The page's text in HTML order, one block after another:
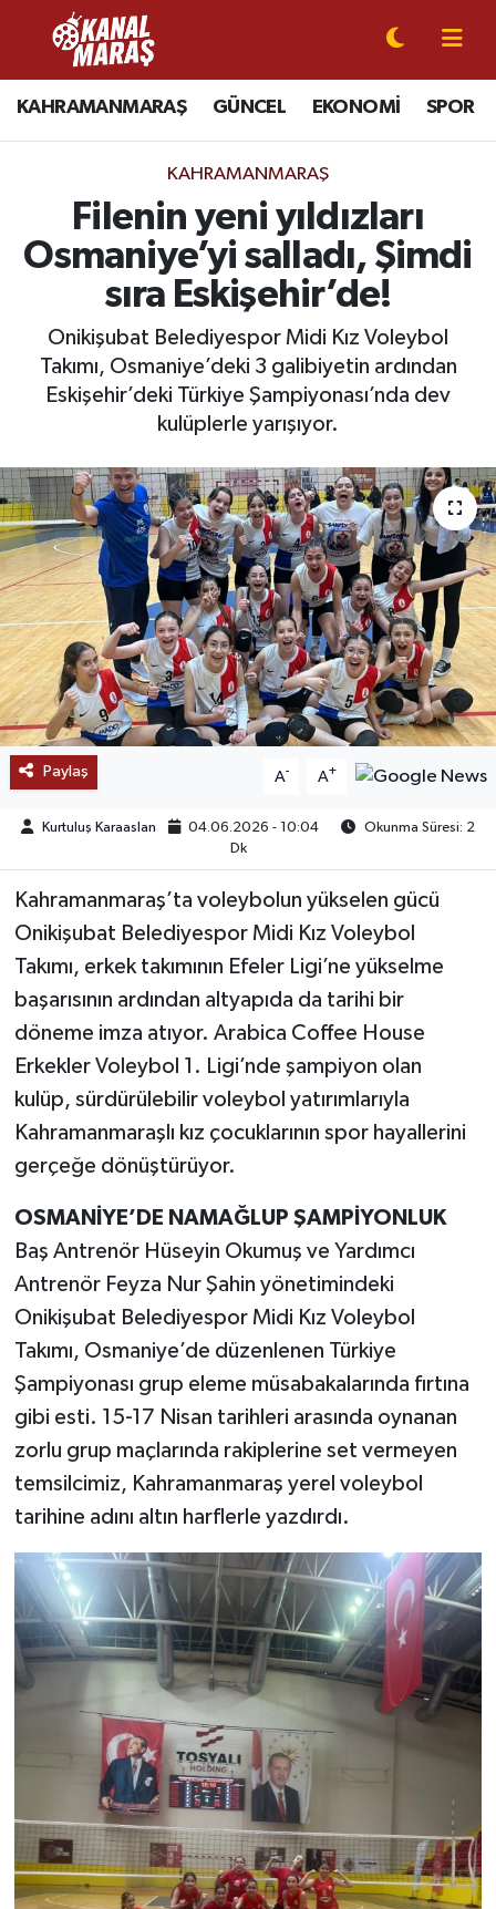
KAHRAMANMARAŞ GÜNCEL EKONOMİ SPOR
KAHRAMANMARAŞ
Filenin yeni yıldızları
Osmaniye’yi salladı, Şimdi
sıra Eskişehir’de!
Onikişubat Belediyespor Midi Kız Voleybol
Takımı, Osmaniye’deki 3 galibiyetin ardından
Eskişehir’deki Türkiye Şampiyonası’nda dev
kulüplerle yarışıyor.
Paylaş A- A+
Kurtuluş Karaaslan 04.06.2026 - 10:04
Okunma Süresi: 2
Dk
Kahramanmaraş’ta voleybolun yükselen gücü
Onikişubat Belediyespor Midi Kız Voleybol
Takımı, erkek takımının Efeler Ligi’ne yükselme
başarısının ardından altyapıda da tarihi bir
döneme imza atıyor. Arabica Coffee House
Erkekler Voleybol 1. Ligi’nde şampiyon olan
kulüp, sürdürülebilir voleybol yatırımlarıyla
Kahramanmaraşlı kız çocuklarının spor hayallerini
gerçeğe dönüştürüyor.
OSMANİYE’DE NAMAĞLUP ŞAMPİYONLUK
Baş Antrenör Hüseyin Okumuş ve Yardımcı
Antrenör Feyza Nur Şahin yönetimindeki
Onikişubat Belediyespor Midi Kız Voleybol
Takımı, Osmaniye’de düzenlenen Türkiye
Şampiyonası grup eleme müsabakalarında fırtına
gibi esti. 15-17 Nisan tarihleri arasında oynanan
zorlu grup maçlarında rakiplerine set vermeyen
temsilcimiz, Kahramanmaraş yerel voleybol
tarihine adını altın harflerle yazdırdı.
CANLI YAYIN
KAHRAMANMARAŞ
GÜNCEL
SPOR
SİYASET
EKONOMİ
MAGAZİN
SAĞLIK
EĞİTİM
BÖLGE
KEŞFET
POPÜLER
DÜNYA
TREND
MEDYA
OTOMOTİV
TEKNOLOJİ
YAŞAM
KÜLTÜR SANAT
Kahramanmaraş Nöbetçi Eczaneler
Kahramanmaraş Hava Durumu
Kahramanmaraş Namaz Vakitleri
Kahramanmaraş Trafik Yoğunluk Haritası
Süper Lig Puan Durumu ve Fikstür
Tüm Manşetler
Son Dakika Haberleri
Haber Arşivi